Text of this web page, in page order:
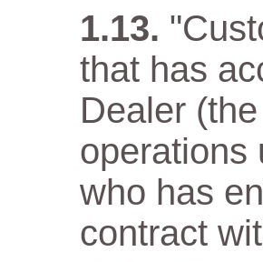
that has
Dealer
operations
who has
contract